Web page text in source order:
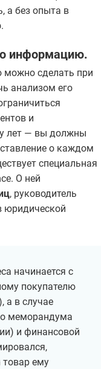
а без опыта в
информацию.
сделать при
анализом его
и
лет — вы должны
о каждом
специальная
О ней
, руководитель
юридической
начинается с
покупателю
а в случае
меморандума
и финансовой
товар ему